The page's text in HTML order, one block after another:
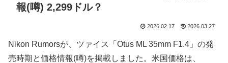
報(噂) 2,299ドル？
2026.02.17 2026.03.27
Nikon Rumorsが、ツァイス「Otus ML 35mm F1.4」の発
売時期と価格情報(噂)を掲載しました。米国価格は、